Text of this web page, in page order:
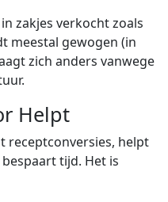
zakjes verkocht zoals
meestal gewogen (in
zich anders vanwege
Helpt
receptconversies, helpt
tijd. Het is